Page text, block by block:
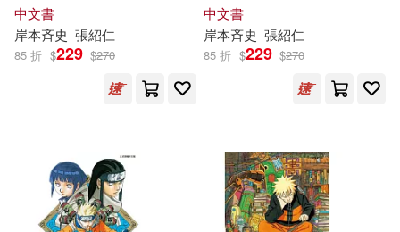
中文書
岸本斉史 張紹仁
85 折 $229 $270
中文書
岸本斉史 張紹仁
85 折 $229 $270